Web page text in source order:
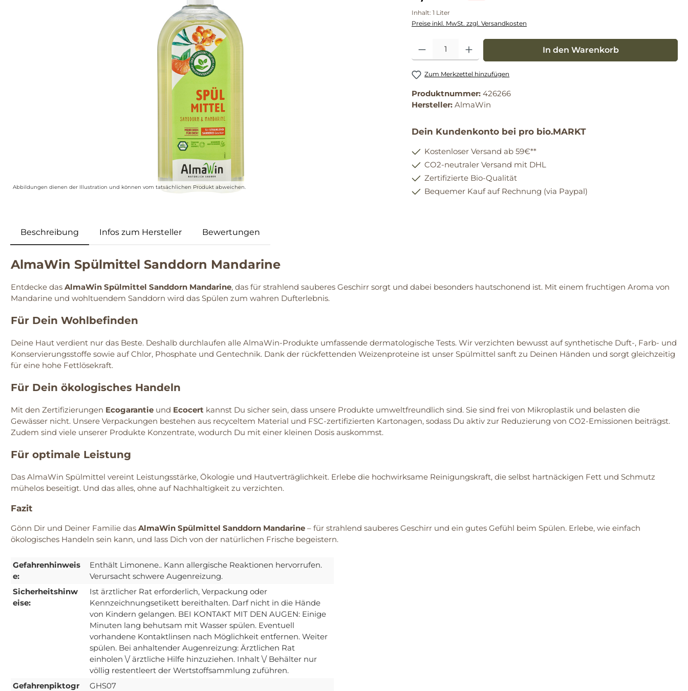
Abbildungen dienen der Illustration und können vom tatsächlichen Produkt abweichen.
Inhalt: 1 Liter
Preise inkl. MwSt. zzgl. Versandkosten
Produkt Anzahl: Gib den gewünschten Wert ein oder benutze die Schaltflächen um die
In den Warenkorb
Zum Merkzettel hinzufügen
Produktnummer: 426266
Hersteller: AlmaWin
Dein Kundenkonto bei pro bio.MARKT
Kostenloser Versand ab 59€**
CO2-neutraler Versand mit DHL
Zertifizierte Bio-Qualität
Bequemer Kauf auf Rechnung (via Paypal)
Beschreibung Infos zum Hersteller Bewertungen
AlmaWin Spülmittel Sanddorn Mandarine
Entdecke das AlmaWin Spülmittel Sanddorn Mandarine, das für strahlend sauberes Geschirr sorgt und dabei besonders hautschonend ist. Mit einem fruchtigen Aroma von
Mandarine und wohltuendem Sanddorn wird das Spülen zum wahren Dufterlebnis.
Für Dein Wohlbefinden
Deine Haut verdient nur das Beste. Deshalb durchlaufen alle AlmaWin-Produkte umfassende dermatologische Tests. Wir verzichten bewusst auf synthetische Duft-, Farb- und
Konservierungsstoffe sowie auf Chlor, Phosphate und Gentechnik. Dank der rückfettenden Weizenproteine ist unser Spülmittel sanft zu Deinen Händen und sorgt gleichzeitig
für eine hohe Fettlösekraft.
Für Dein ökologisches Handeln
Mit den Zertifizierungen Ecogarantie und Ecocert kannst Du sicher sein, dass unsere Produkte umweltfreundlich sind. Sie sind frei von Mikroplastik und belasten die
Gewässer nicht. Unsere Verpackungen bestehen aus recyceltem Material und FSC-zertifizierten Kartonagen, sodass Du aktiv zur Reduzierung von CO2-Emissionen beiträgst.
Zudem sind viele unserer Produkte Konzentrate, wodurch Du mit einer kleinen Dosis auskommst.
Für optimale Leistung
Das AlmaWin Spülmittel vereint Leistungsstärke, Ökologie und Hautverträglichkeit. Erlebe die hochwirksame Reinigungskraft, die selbst hartnäckigen Fett und Schmutz
mühelos beseitigt. Und das alles, ohne auf Nachhaltigkeit zu verzichten.
Fazit
Gönn Dir und Deiner Familie das AlmaWin Spülmittel Sanddorn Mandarine – für strahlend sauberes Geschirr und ein gutes Gefühl beim Spülen. Erlebe, wie einfach
ökologisches Handeln sein kann, und lass Dich von der natürlichen Frische begeistern.
Gefahrenhinweis
e:
Enthält Limonene.. Kann allergische Reaktionen hervorrufen.
Verursacht schwere Augenreizung.
Sicherheitshinw
eise:
Ist ärztlicher Rat erforderlich, Verpackung oder
Kennzeichnungsetikett bereithalten. Darf nicht in die Hände
von Kindern gelangen. BEI KONTAKT MIT DEN AUGEN: Einige
Minuten lang behutsam mit Wasser spülen. Eventuell
vorhandene Kontaktlinsen nach Möglichkeit entfernen. Weiter
spülen. Bei anhaltender Augenreizung: Ärztlichen Rat
einholen \/ ärztliche Hilfe hinzuziehen. Inhalt \/ Behälter nur
völlig restentleert der Wertstoffsammlung zuführen.
Gefahrenpiktogr
GHS07